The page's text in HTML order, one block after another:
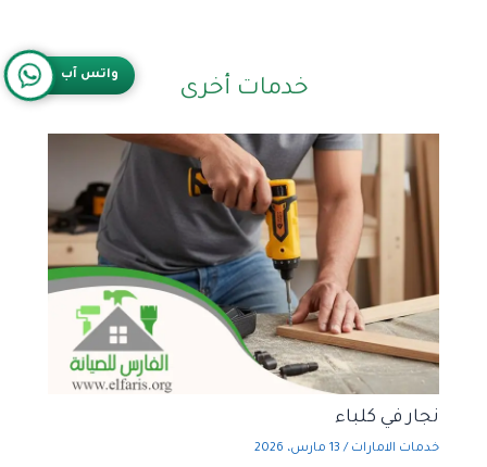
خدمات أخرى
نجار في كلباء
خدمات الامارات / 13 مارس، 2026
واتس آب